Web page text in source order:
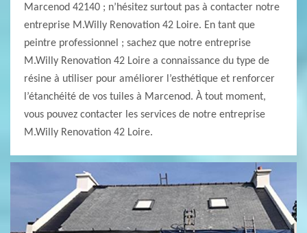
Marcenod 42140 ; n’hésitez surtout pas à contacter notre
entreprise M.Willy Renovation 42 Loire. En tant que
peintre professionnel ; sachez que notre entreprise
M.Willy Renovation 42 Loire a connaissance du type de
résine à utiliser pour améliorer l’esthétique et renforcer
l’étanchéité de vos tuiles à Marcenod. À tout moment,
vous pouvez contacter les services de notre entreprise
M.Willy Renovation 42 Loire.